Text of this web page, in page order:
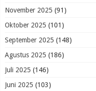
November 2025 (91)
Oktober 2025 (101)
September 2025 (148)
Agustus 2025 (186)
Juli 2025 (146)
Juni 2025 (103)